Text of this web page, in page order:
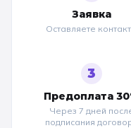
Заявка
Оставляете
3
Предоплата
Через 7 дней
подписания